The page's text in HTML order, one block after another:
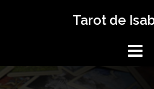
Tarot de